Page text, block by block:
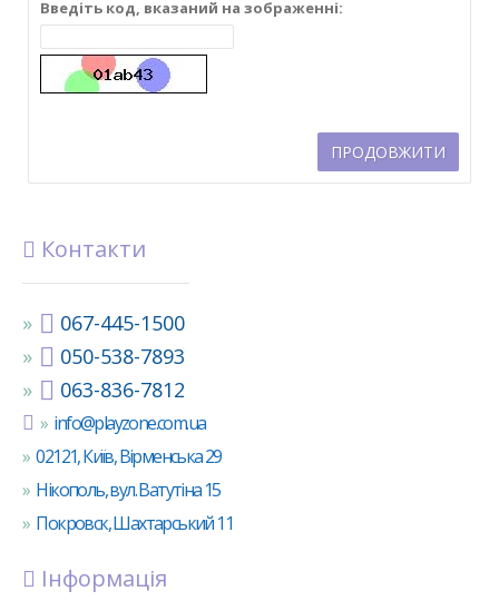
Введіть код, вказаний на зображенні:
ПРОДОВЖИТИ
Контакти
067-445-1500
050-538-7893
063-836-7812
info@playzone.com.ua
02121, Київ, Вірменська 29
Нікополь, вул. Ватутіна 15
Покровск, Шахтарський 11
Інформація